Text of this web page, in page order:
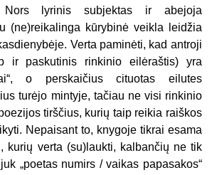
lyrinis subjektas ir abejoja
(ne)reikalinga kūrybinė veikla leidžia
Verta paminėti, kad antroji
ir paskutinis rinkinio eilėraštis) yra
o perskaičius cituotas eilutes
turėjo mintyje, tačiau ne visi rinkinio
tirščius, kurių taip reikia raiškos
Nepaisant to, knygoje tikrai esama
kurių verta (su)laukti, kalbančių ne tik
„poetas numirs / vaikas papasakos“